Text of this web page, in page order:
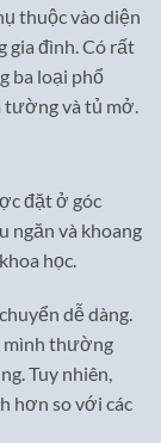
thuộc vào diện
gia đình. Có rất
ba loại phổ
tường và tủ mở.
đặt ở góc
ngăn và khoang
học.
dễ dàng.
mình thường
Tuy nhiên,
hơn so với các